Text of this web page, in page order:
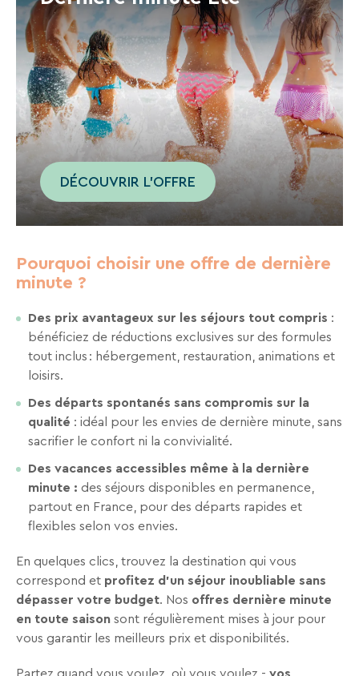
DÉCOUVRIR L'OFFRE
Pourquoi choisir une offre de dernière
minute ?
Des prix avantageux sur les séjours tout compris :
bénéficiez de réductions exclusives sur des formules
tout inclus : hébergement, restauration, animations et
loisirs.
Des départs spontanés sans compromis sur la
qualité : idéal pour les envies de dernière minute, sans
sacrifier le confort ni la convivialité.
Des vacances accessibles même à la dernière
minute : des séjours disponibles en permanence,
partout en France, pour des départs rapides et
flexibles selon vos envies.
En quelques clics, trouvez la destination qui vous
correspond et profitez d’un séjour inoubliable sans
dépasser votre budget. Nos offres dernière minute
en toute saisonsont régulièrement mises à jour pour
vous garantir les meilleurs prix et disponibilités.
de
notre
site
web.